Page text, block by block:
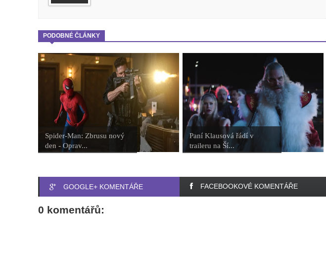
PODOBNÉ ČLÁNKY
Spider-Man: Zbrusu nový
den - Oprav...
Paní Klausová řádí v
traileru na Ší...
GOOGLE+ KOMENTÁŘE FACEBOOKOVÉ KOMENTÁŘE
0 komentářů: